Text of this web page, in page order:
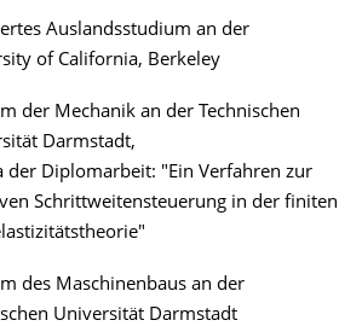
Auslandsstudium an der
of California, Berkeley
der Mechanik an der Technischen
Darmstadt,
der Diplomarbeit: "Ein Verfahren zur
Schrittweitensteuerung in der finiten
des Maschinenbaus an der
Universität Darmstadt